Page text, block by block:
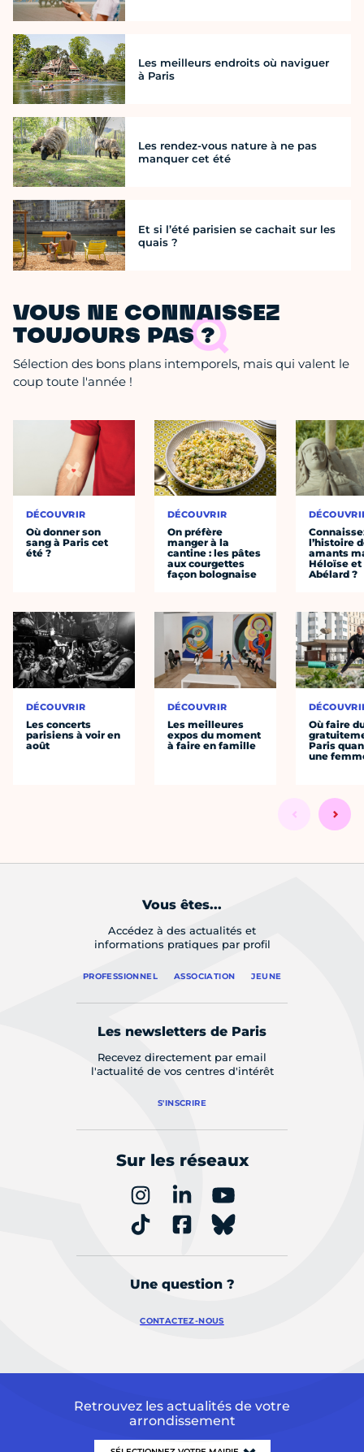
Les meilleurs endroits où naviguer
à Paris
Les rendez-vous nature à ne pas
manquer cet été
Et si l’été parisien se cachait sur les
quais ?
VOUS NE CONNAISSEZ
TOUJOURS PAS ?
Sélection des bons plans intemporels, mais qui valent le
coup toute l'année !
DÉCOUVRIR
Où donner son
sang à Paris cet
été ?
DÉCOUVRIR
Les concerts
parisiens à voir en
août
DÉCOUVRIR
On préfère
manger à la
cantine : les pâtes
aux courgettes
façon bolognaise
DÉCOUVRIR
Les meilleures
expos du moment
à faire en famille
l’histoire
amants
Héloïse et
Abélard ?
Où faire
Paris
une
Vous êtes...
Accédez à des actualités et
informations pratiques par profil
PROFESSIONNEL ASSOCIATION JEUNE
Les newsletters de Paris
Recevez directement par email
l'actualité de vos centres d'intérêt
S'INSCRIRE
Sur les réseaux
Une question ?
CONTACTEZ-NOUS
Retrouvez les actualités de votre
arrondissement